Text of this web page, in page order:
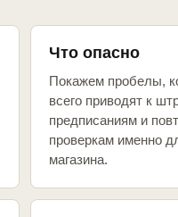
Что опасно
Покажем пробелы,
всего приводят к
предписаниям и
проверкам именно
магазина.